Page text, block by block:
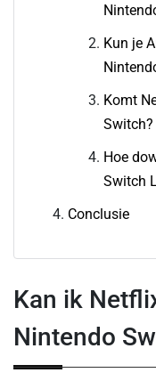
Kun je
Komt
Switch?
Hoe
Switch
Conclusie
Kan ik
Nintendo